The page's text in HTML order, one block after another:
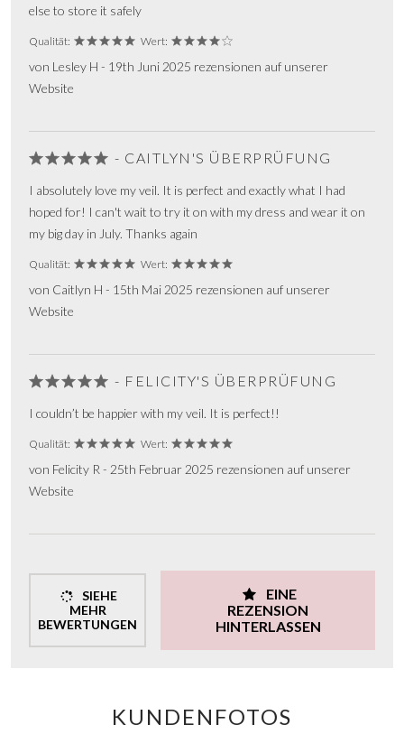
else to store it safely
Qualität: Wert:
von Lesley H - 19th Juni 2025 rezensionen auf unserer
Website
- CAITLYN'S ÜBERPRÜFUNG
I absolutely love my veil. It is perfect and exactly what I had
hoped for! I can't wait to try it on with my dress and wear it on
my big day in July. Thanks again
Qualität: Wert:
von Caitlyn H - 15th Mai 2025 rezensionen auf unserer
Website
- FELICITY'S ÜBERPRÜFUNG
I couldn’t be happier with my veil. It is perfect!!
Qualität: Wert:
von Felicity R - 25th Februar 2025 rezensionen auf unserer
Website
SIEHE
MEHR
BEWERTUNGEN
EINE
REZENSION
HINTERLASSEN
KUNDENFOTOS